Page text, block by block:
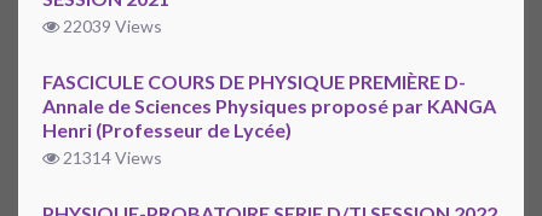
22039 Views
FASCICULE COURS DE PHYSIQUE PREMIÈRE D-
Annale de Sciences Physiques proposé par KANGA
Henri (Professeur de Lycée)
21314 Views